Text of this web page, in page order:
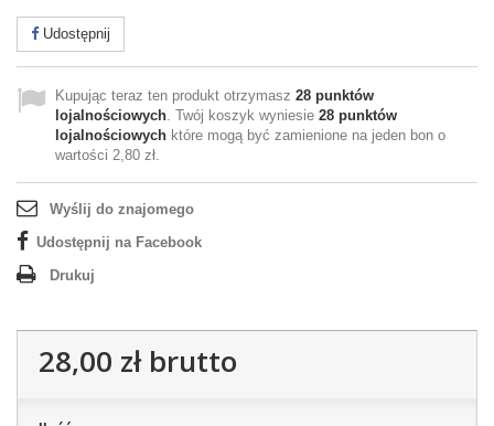
Udostępnij
Kupując teraz ten produkt otrzymasz 28 punktów
lojalnościowych. Twój koszyk wyniesie 28 punktów
lojalnościowych które mogą być zamienione na jeden bon o
wartości 2,80 zł.
Wyślij do znajomego
Udostępnij na Facebook
Drukuj
28,00 złbrutto